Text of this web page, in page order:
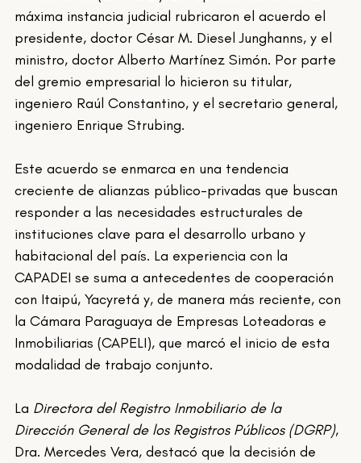
máxima instancia judicial rubricaron el acuerdo el
presidente, doctor César M. Diesel Junghanns, y el
ministro, doctor Alberto Martínez Simón. Por parte
del gremio empresarial lo hicieron su titular,
ingeniero Raúl Constantino, y el secretario general,
ingeniero Enrique Strubing.
Este acuerdo se enmarca en una tendencia
creciente de alianzas público-privadas que buscan
responder a las necesidades estructurales de
instituciones clave para el desarrollo urbano y
habitacional del país. La experiencia con la
CAPADEI se suma a antecedentes de cooperación
con Itaipú, Yacyretá y, de manera más reciente, con
la Cámara Paraguaya de Empresas Loteadoras e
Inmobiliarias (CAPELI), que marcó el inicio de esta
modalidad de trabajo conjunto.
La Directora del Registro Inmobiliario de la
Dirección General de los Registros Públicos (DGRP),
Dra. Mercedes Vera, destacó que la decisión de